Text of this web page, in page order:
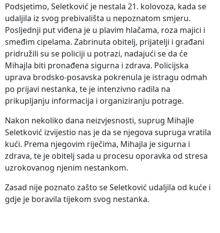
Podsjetimo, Seletković je nestala 21. kolovoza, kada se
udaljila iz svog prebivališta u nepoznatom smjeru.
Posljednji put viđena je u plavim hlačama, roza majici i
smeđim cipelama. Zabrinuta obitelj, prijatelji i građani
pridružili su se policiji u potrazi, nadajući se da će
Mihajla biti pronađena sigurna i zdrava. Policijska
uprava brodsko-posavska pokrenula je istragu odmah
po prijavi nestanka, te je intenzivno radila na
prikupljanju informacija i organiziranju potrage.
Nakon nekoliko dana neizvjesnosti, suprug Mihajle
Seletković izvijestio nas je da se njegova supruga vratila
kući. Prema njegovim riječima, Mihajla je sigurna i
zdrava, te je obitelj sada u procesu oporavka od stresa
uzrokovanog njenim nestankom.
Zasad nije poznato zašto se Seletković udaljila od kuće i
gdje je boravila tijekom svog nestanka.